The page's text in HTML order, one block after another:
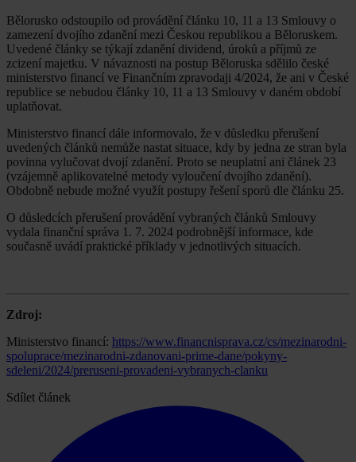
Bělorusko odstoupilo od provádění článku 10, 11 a 13 Smlouvy o
zamezení dvojího zdanění mezi Českou republikou a Běloruskem.
Uvedené články se týkají zdanění dividend, úroků a příjmů ze
zcizení majetku. V návaznosti na postup Běloruska sdělilo české
ministerstvo financí ve Finančním zpravodaji 4/2024, že ani v České
republice se nebudou články 10, 11 a 13 Smlouvy v daném období
uplatňovat.
Ministerstvo financí dále informovalo, že v důsledku přerušení
uvedených článků nemůže nastat situace, kdy by jedna ze stran byla
povinna vylučovat dvojí zdanění. Proto se neuplatní ani článek 23
(vzájemně aplikovatelné metody vyloučení dvojího zdanění).
Obdobně nebude možné využít postupy řešení sporů dle článku 25.
O důsledcích přerušení provádění vybraných článků Smlouvy
vydala finanční správa 1. 7. 2024 podrobnější informace, kde
současně uvádí praktické příklady v jednotlivých situacích.
Zdroj:
Ministerstvo financí: https://www.financnisprava.cz/cs/mezinarodni-
spoluprace/mezinarodni-zdanovani-prime-dane/pokyny-
sdeleni/2024/preruseni-provadeni-vybranych-clanku
Sdílet článek